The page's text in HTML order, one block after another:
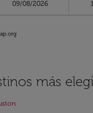
09/08/2026
más